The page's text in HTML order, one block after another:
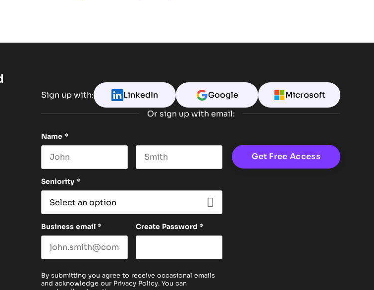
Sign up with: LinkedIn Google Microsoft
Or sign up with email:
Name *
Seniority *
Business email * Create Password *
By submitting you agree to receive occasional emails
and acknowledge our Privacy Policy. You can